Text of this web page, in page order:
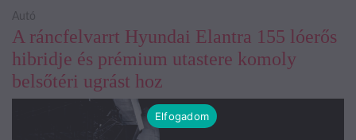
A ráncfelvarrt Hyundai Elantra 155 lóerős
hibridje és prémium utastere komoly
belsőtéri ugrást hoz
Autó
Elfogadom